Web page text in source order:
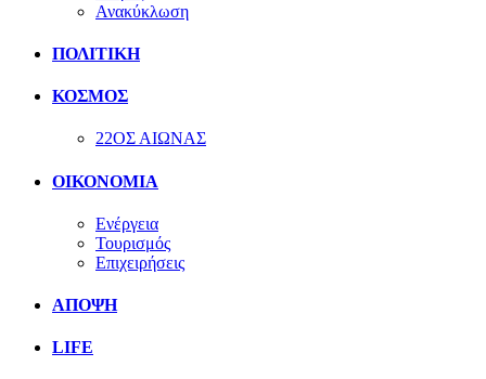
Ανακύκλωση
ΠΟΛΙΤΙΚΗ
ΚΟΣΜΟΣ
22ΟΣ ΑΙΩΝΑΣ
ΟΙΚΟΝΟΜΙΑ
Ενέργεια
Τουρισμός
Επιχειρήσεις
ΑΠΟΨΗ
LIFE